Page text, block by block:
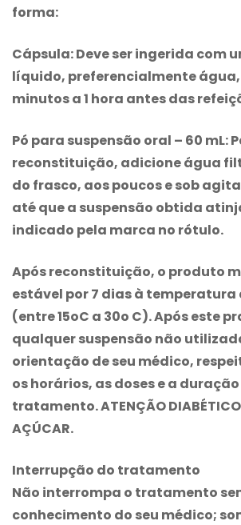
forma:
Cápsula: Deve ser ingerida com
líquido, preferencialmente água,
minutos a 1 hora antes das
Pó para suspensão oral – 60 mL:
reconstituição, adicione água
do frasco, aos poucos e sob
até que a suspensão obtida
indicado pela marca no rótulo.
Após reconstituição, o produto
estável por 7 dias à
(entre 15oC a 30o C). Após este
qualquer suspensão não
orientação de seu médico,
os horários, as doses e a
tratamento.ATENÇÃO
AÇÚCAR.
Interrupção do tratamento
Não interrompa o tratamento
conhecimento do seu médico;